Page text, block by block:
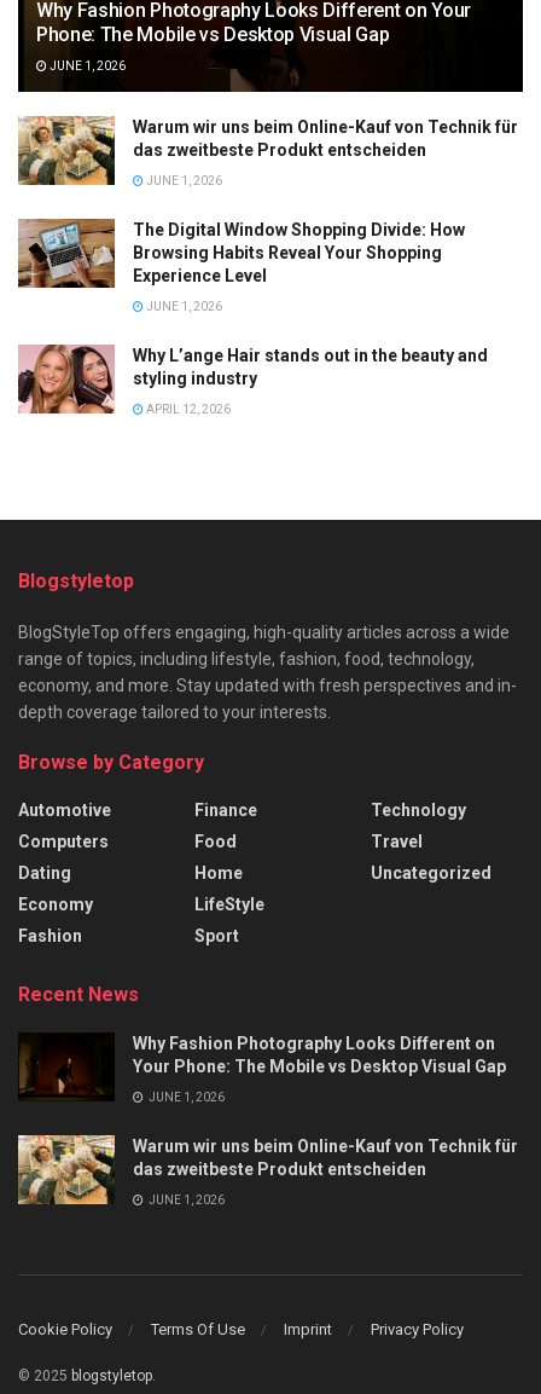
Why Fashion Photography Looks Different on Your
Phone: The Mobile vs Desktop Visual Gap
JUNE 1, 2026
Warum wir uns beim Online-Kauf von Technik für
das zweitbeste Produkt entscheiden
JUNE 1, 2026
The Digital Window Shopping Divide: How
Browsing Habits Reveal Your Shopping
Experience Level
JUNE 1, 2026
Why L’ange Hair stands out in the beauty and
styling industry
APRIL 12, 2026
Blogstyletop
BlogStyleTop offers engaging, high-quality articles across a wide
range of topics, including lifestyle, fashion, food, technology,
economy, and more. Stay updated with fresh perspectives and in-
depth coverage tailored to your interests.
Browse by Category
Automotive
Computers
Dating
Economy
Fashion
Finance
Food
Home
LifeStyle
Sport
Technology
Travel
Uncategorized
Recent News
Why Fashion Photography Looks Different on
Your Phone: The Mobile vs Desktop Visual Gap
JUNE 1, 2026
Warum wir uns beim Online-Kauf von Technik für
das zweitbeste Produkt entscheiden
JUNE 1, 2026
Cookie Policy Terms Of Use Imprint Privacy Policy
© 2025 blogstyletop.